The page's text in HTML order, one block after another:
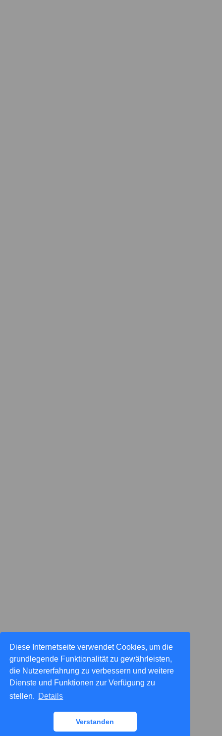
Diese Internetseite verwendet Cookies, um die
grundlegende Funktionalität zu gewährleisten,
die Nutzererfahrung zu verbessern und weitere
Dienste und Funktionen zur Verfügung zu
stellen. Details
Verstanden